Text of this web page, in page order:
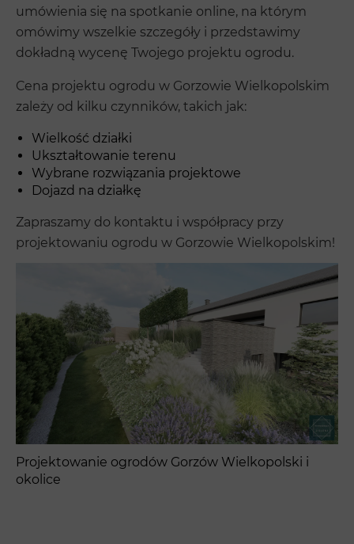
umówienia się na spotkanie online, na którym
omówimy wszelkie szczegóły i przedstawimy
dokładną wycenę Twojego projektu ogrodu.
Cena projektu ogrodu w Gorzowie Wielkopolskim
zależy od kilku czynników, takich jak:
Wielkość działki
Ukształtowanie terenu
Wybrane rozwiązania projektowe
Dojazd na działkę
Zapraszamy do kontaktu i współpracy przy
projektowaniu ogrodu w Gorzowie Wielkopolskim!
Projektowanie ogrodów Gorzów Wielkopolski i
okolice